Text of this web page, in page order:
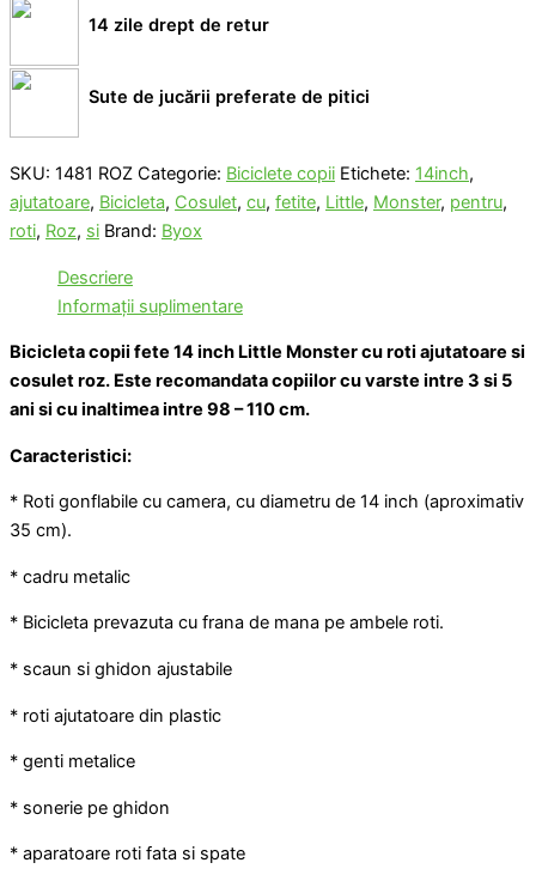
14 zile drept de retur
Sute de jucării preferate de pitici
SKU: 1481 ROZ Categorie: Biciclete copii Etichete: 14inch,
ajutatoare, Bicicleta, Cosulet, cu, fetite, Little, Monster, pentru,
roti, Roz, si Brand: Byox
Descriere
Informații suplimentare
Bicicleta copii fete 14 inch Little Monster cu roti ajutatoare si
cosulet roz. Este recomandata copiilor cu varste intre 3 si 5
ani si cu inaltimea intre 98 – 110 cm.
Caracteristici:
* Roti gonflabile cu camera, cu diametru de 14 inch (aproximativ
35 cm).
* cadru metalic
* Bicicleta prevazuta cu frana de mana pe ambele roti.
* scaun si ghidon ajustabile
* roti ajutatoare din plastic
* genti metalice
* sonerie pe ghidon
* aparatoare roti fata si spate